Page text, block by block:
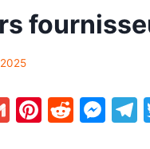
G
Pi R
M